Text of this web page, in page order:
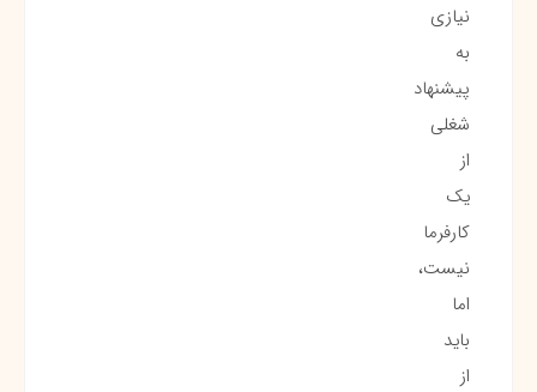
نیازی
به
پیشنهاد
شغلی
از
یک
کارفرما
نیست،
اما
باید
از